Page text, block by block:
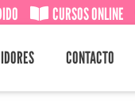
CURSOS ONLINE
CONTACTO